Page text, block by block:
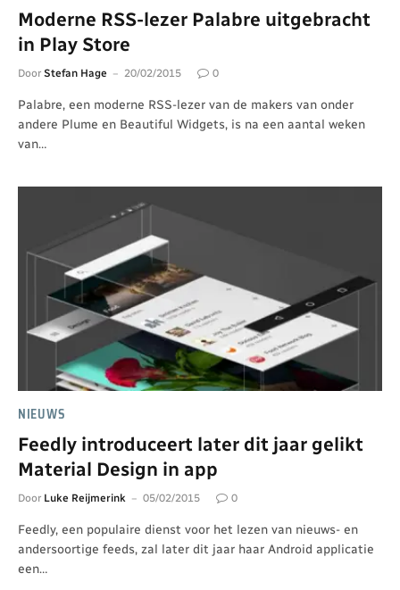
Moderne RSS-lezer Palabre uitgebracht
in Play Store
Door Stefan Hage 20/02/2015 0
Palabre, een moderne RSS-lezer van de makers van onder
andere Plume en Beautiful Widgets, is na een aantal weken
van…
NIEUWS
Feedly introduceert later dit jaar gelikt
Material Design in app
Door Luke Reijmerink 05/02/2015 0
Feedly, een populaire dienst voor het lezen van nieuws- en
andersoortige feeds, zal later dit jaar haar Android applicatie
een…